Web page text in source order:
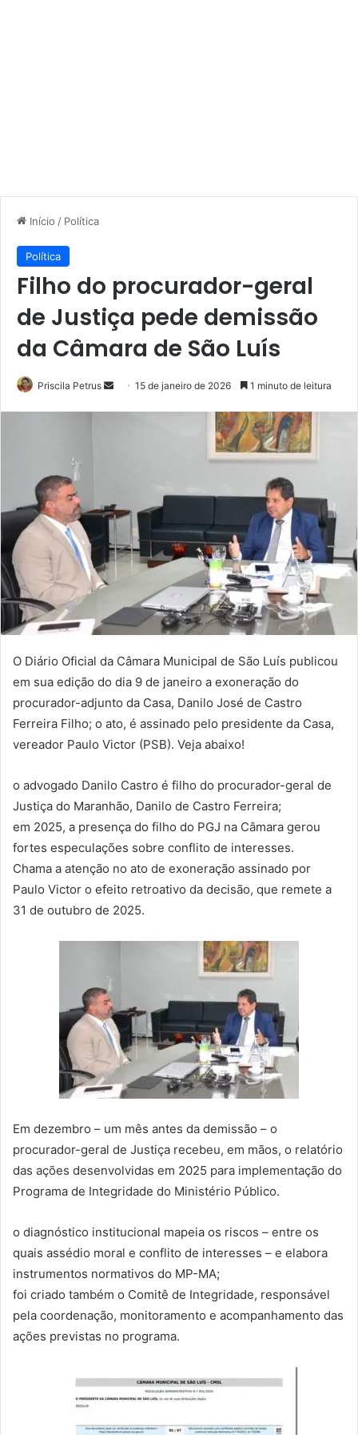
Início / Política
Política
Filho do procurador-geral
de Justiça pede demissão
da Câmara de São Luís
Priscila Petrus
e
m
l
15 de janeiro de 2026 1 minuto de leitura
O Diário Oficial da Câmara Municipal de São Luís publicou
em sua edição do dia 9 de janeiro a exoneração do
procurador-adjunto da Casa, Danilo José de Castro
Ferreira Filho; o ato, é assinado pelo presidente da Casa,
vereador Paulo Victor (PSB). Veja abaixo!
o advogado Danilo Castro é filho do procurador-geral de
Justiça do Maranhão, Danilo de Castro Ferreira;
em 2025, a presença do filho do PGJ na Câmara gerou
fortes especulações sobre conflito de interesses.
Chama a atenção no ato de exoneração assinado por
Paulo Victor o efeito retroativo da decisão, que remete a
31 de outubro de 2025.
Em dezembro – um mês antes da demissão – o
procurador-geral de Justiça recebeu, em mãos, o relatório
das ações desenvolvidas em 2025 para implementação do
Programa de Integridade do Ministério Público.
o diagnóstico institucional mapeia os riscos – entre os
quais assédio moral e conflito de interesses – e elabora
instrumentos normativos do MP-MA;
foi criado também o Comitê de Integridade, responsável
pela coordenação, monitoramento e acompanhamento das
ações previstas no programa.